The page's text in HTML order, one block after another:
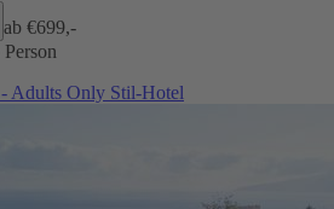
ab €699,-
Adults Only Stil-Hotel